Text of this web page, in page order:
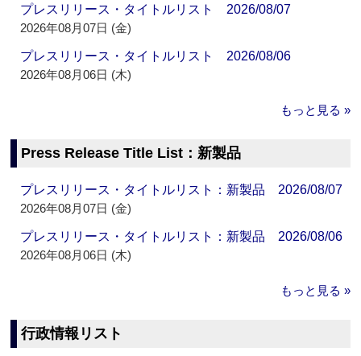
プレスリリース・タイトルリスト 2026/08/07
2026年08月07日 (金)
プレスリリース・タイトルリスト 2026/08/06
2026年08月06日 (木)
もっと見る »
Press Release Title List：新製品
プレスリリース・タイトルリスト：新製品 2026/08/07
2026年08月07日 (金)
プレスリリース・タイトルリスト：新製品 2026/08/06
2026年08月06日 (木)
もっと見る »
行政情報リスト